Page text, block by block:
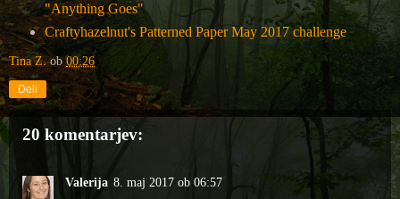
"Anything Goes"
Craftyhazelnut's Patterned Paper May 2017 challenge
Tina Z. ob00:26
Deli
20 komentarjev:
Valerija 8. maj 2017 ob 06:57